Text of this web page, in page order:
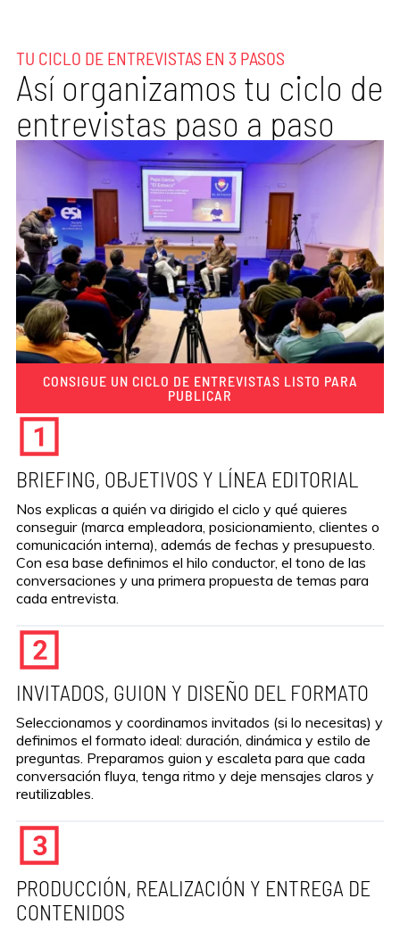
TU CICLO DE ENTREVISTAS EN 3 PASOS
Así organizamos tu ciclo de
entrevistas paso a paso
CONSIGUE UN CICLO DE ENTREVISTAS LISTO PARA
PUBLICAR
BRIEFING, OBJETIVOS Y LÍNEA EDITORIAL
Nos explicas a quién va dirigido el ciclo y qué quieres
conseguir (marca empleadora, posicionamiento, clientes o
comunicación interna), además de fechas y presupuesto.
Con esa base definimos el hilo conductor, el tono de las
conversaciones y una primera propuesta de temas para
cada entrevista.
INVITADOS, GUION Y DISEÑO DEL FORMATO
Seleccionamos y coordinamos invitados (si lo necesitas) y
definimos el formato ideal: duración, dinámica y estilo de
preguntas. Preparamos guion y escaleta para que cada
conversación fluya, tenga ritmo y deje mensajes claros y
reutilizables.
PRODUCCIÓN, REALIZACIÓN Y ENTREGA DE
CONTENIDOS